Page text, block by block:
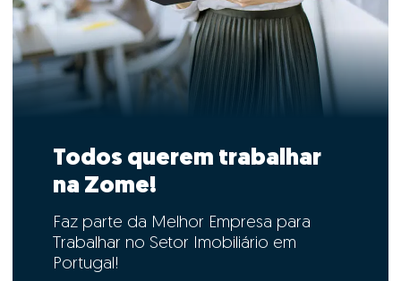
Todos querem trabalhar
na Zome!
Faz parte da Melhor Empresa para
Trabalhar no Setor Imobiliário em
Portugal!